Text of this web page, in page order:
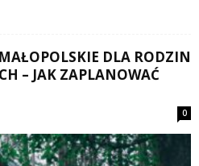
DLA RODZIN
– JAK ZAPLANOWAĆ
0